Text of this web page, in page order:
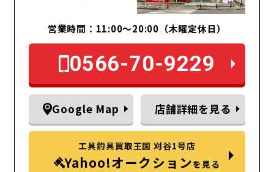
営業時間：11:00～20:00（木曜定休日）
0566-70-9229
Google Map 店舗詳細を見る
工具釣具買取王国 刈谷1号店
Yahoo!オークションを見る